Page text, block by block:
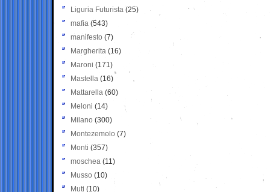
Liguria Futurista (25)
mafia (543)
manifesto (7)
Margherita (16)
Maroni (171)
Mastella (16)
Mattarella (60)
Meloni (14)
Milano (300)
Montezemolo (7)
Monti (357)
moschea (11)
Musso (10)
Muti (10)